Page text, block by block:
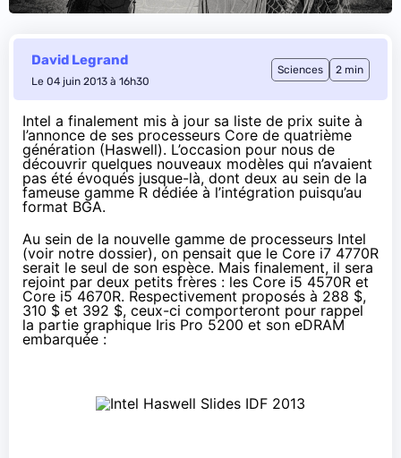
David Legrand
Le 04 juin 2013 à 16h30
Sciences 2 min
Intel a finalement mis à jour sa liste de prix suite à
l’annonce de ses processeurs Core de quatrième
génération (Haswell). L’occasion pour nous de
découvrir quelques nouveaux modèles qui n’avaient
pas été évoqués jusque-là, dont deux au sein de la
fameuse gamme R dédiée à l’intégration puisqu’au
format BGA.
Au sein de la nouvelle gamme de processeurs Intel
(voir notre dossier), on pensait que le Core i7 4770R
serait le seul de son espèce. Mais finalement, il sera
rejoint par deux petits frères : les Core i5 4570R et
Core i5 4670R. Respectivement proposés à 288 $,
310 $ et 392 $, ceux-ci comporteront pour rappel
la partie graphique Iris Pro 5200 et son eDRAM
embarquée :